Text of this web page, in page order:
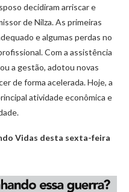
decidiram arriscar e
de Nilza. As primeiras
e algumas perdas no
Com a assistência
a gestão, adotou novas
de forma acelerada. Hoje, a
atividade econômica e
Vidas desta sexta-feira